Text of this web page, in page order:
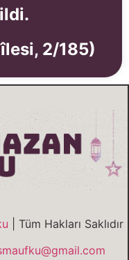
2/185)
| Tüm Hakları Saklıdır